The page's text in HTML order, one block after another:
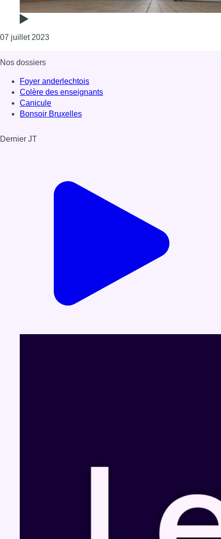
07 juillet 2023Consulter l'article "Forest : l’ancienne prison de
Nos dossiers
Foyer anderlechtois
Colère des enseignants
Canicule
Bonsoir Bruxelles
Dernier JT